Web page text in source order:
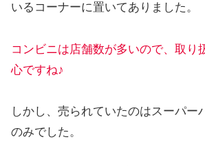
いるコーナーに置いてありました。
コンビニは店舗数が多いので、取り
心ですね♪
しかし、売られていたのはスーパー
のみでした。